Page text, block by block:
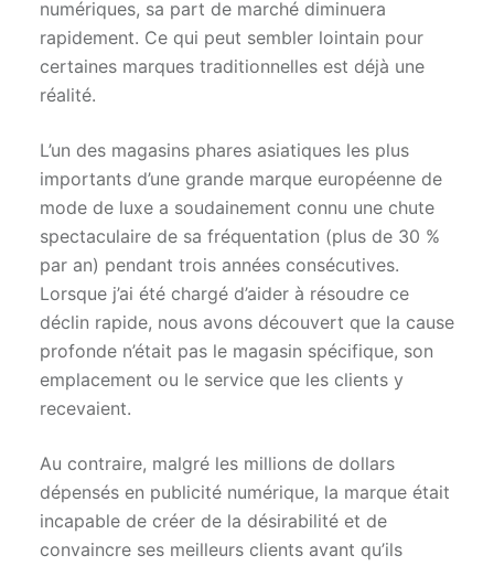
numériques, sa part de marché diminuera
rapidement. Ce qui peut sembler lointain pour
certaines marques traditionnelles est déjà une
réalité.
L’un des magasins phares asiatiques les plus
importants d’une grande marque européenne de
mode de luxe a soudainement connu une chute
spectaculaire de sa fréquentation (plus de 30 %
par an) pendant trois années consécutives.
Lorsque j’ai été chargé d’aider à résoudre ce
déclin rapide, nous avons découvert que la cause
profonde n’était pas le magasin spécifique, son
emplacement ou le service que les clients y
recevaient.
Au contraire, malgré les millions de dollars
dépensés en publicité numérique, la marque était
incapable de créer de la désirabilité et de
convaincre ses meilleurs clients avant qu’ils